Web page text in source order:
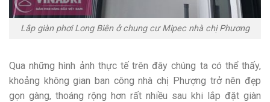
Lắp giàn phơi Long Biên ở chung cư Mipec nhà chị Phương
Qua những hình ảnh thực tế trên đây chúng ta có thể thấy,
khoảng không gian ban công nhà chị Phượng trở nên đẹp
gọn gàng, thoáng rộng hơn rất nhiều sau khi lắp đặt giàn